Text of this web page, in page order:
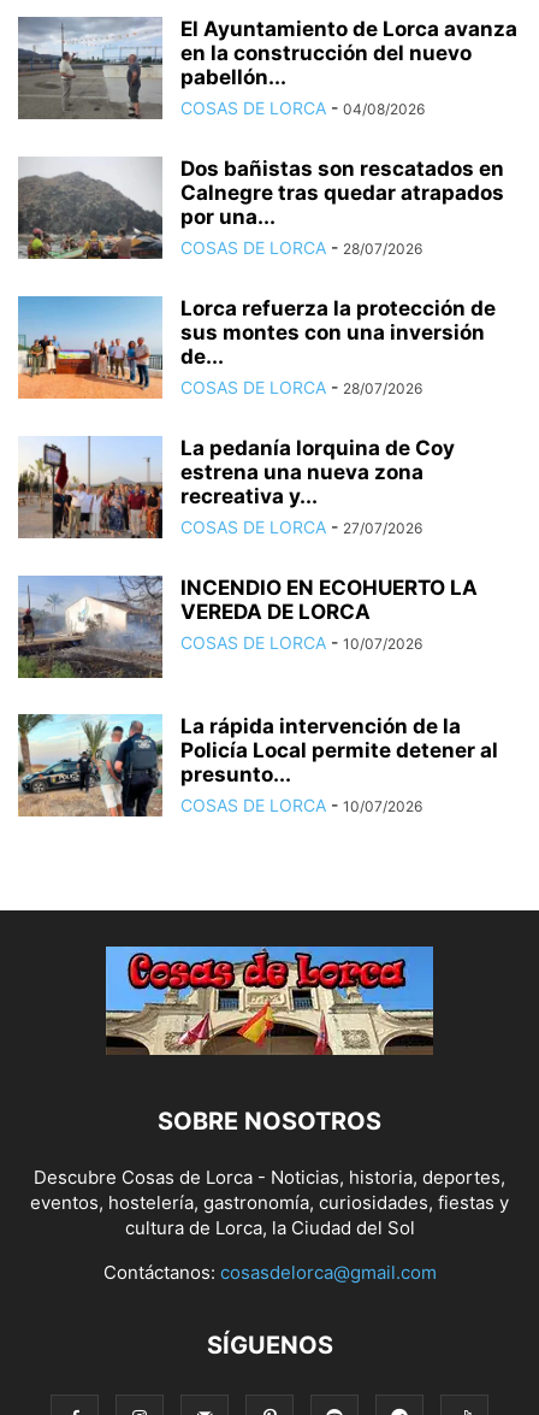
El Ayuntamiento de Lorca avanza
en la construcción del nuevo
pabellón...
COSAS DE LORCA - 04/08/2026
Dos bañistas son rescatados en
Calnegre tras quedar atrapados
por una...
COSAS DE LORCA - 28/07/2026
Lorca refuerza la protección de
sus montes con una inversión
de...
COSAS DE LORCA - 28/07/2026
La pedanía lorquina de Coy
estrena una nueva zona
recreativa y...
COSAS DE LORCA - 27/07/2026
INCENDIO EN ECOHUERTO LA
VEREDA DE LORCA
COSAS DE LORCA - 10/07/2026
La rápida intervención de la
Policía Local permite detener al
presunto...
COSAS DE LORCA - 10/07/2026
SOBRE NOSOTROS
Descubre Cosas de Lorca - Noticias, historia, deportes,
eventos, hostelería, gastronomía, curiosidades, fiestas y
cultura de Lorca, la Ciudad del Sol
Contáctanos: cosasdelorca@gmail.com
SÍGUENOS